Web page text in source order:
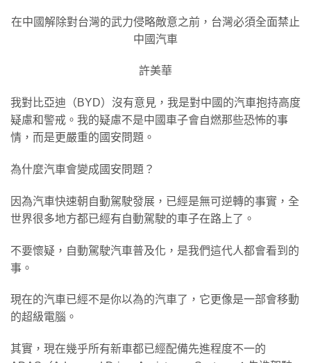
在中國解除對台灣的武力侵略敵意之前，台灣必須全面禁止
中國汽車
許美華
我對比亞迪（BYD）沒有意見，我是對中國的汽車抱持高度
疑慮和警戒。我的疑慮不是中國車子會自燃那些恐怖的事
情，而是更嚴重的國安問題。
為什麼汽車會變成國安問題？
因為汽車快速朝自動駕駛發展，已經是無可逆轉的事實，全
世界很多地方都已經有自動駕駛的車子在路上了。
不要懷疑，自動駕駛汽車普及化，是我們這代人都會看到的
事。
現在的汽車已經不是你以為的汽車了，它更像是一部會移動
的超級電腦。
其實，現在幾乎所有新車都已經配備先進程度不一的